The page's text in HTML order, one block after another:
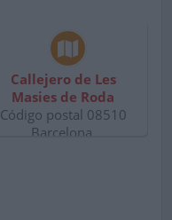
Callejero de Les
Masies de Roda
Código postal 08510
Barcelona.